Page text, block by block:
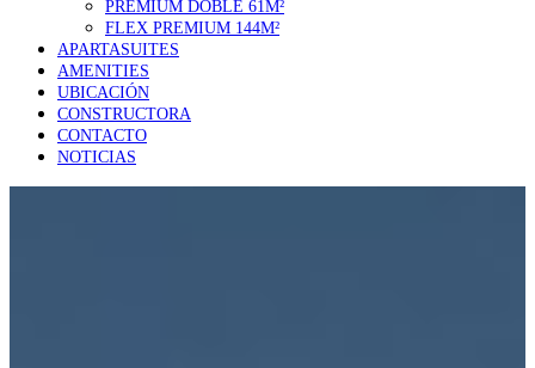
PREMIUM DOBLE 61M²
FLEX PREMIUM 144M²
APARTASUITES
AMENITIES
UBICACIÓN
CONSTRUCTORA
CONTACTO
NOTICIAS